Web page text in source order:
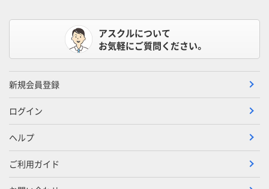
アスクルについて
お気軽にご質問ください。
新規会員登録
ログイン
ヘルプ
ご利用ガイド